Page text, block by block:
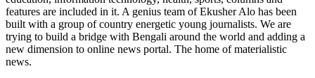
features are included in it. A genius team of Ekusher Alo has been
built with a group of country energetic young journalists. We are
trying to build a bridge with Bengali around the world and adding a
new dimension to online news portal. The home of materialistic
news.